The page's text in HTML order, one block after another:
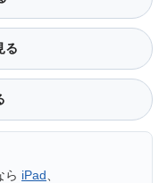
る
ら iPad